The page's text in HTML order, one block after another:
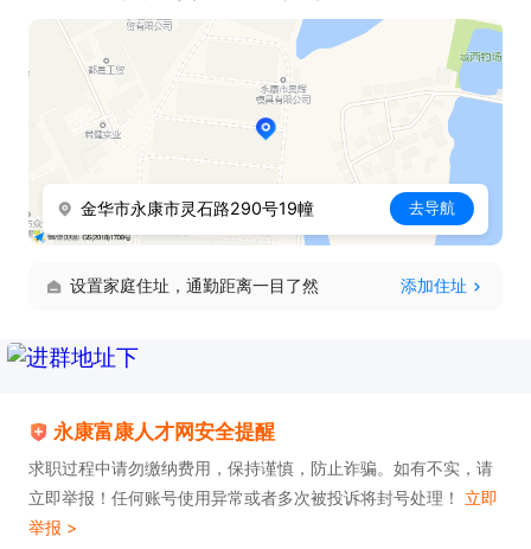
金华市永康市灵石路290号19幢 去导航
设置家庭住址，通勤距离一目了然 添加住址
永康富康人才网安全提醒
求职过程中请勿缴纳费用，保持谨慎，防止诈骗。如有不实，请
立即举报！任何账号使用异常或者多次被投诉将封号处理！ 立即
举报 >